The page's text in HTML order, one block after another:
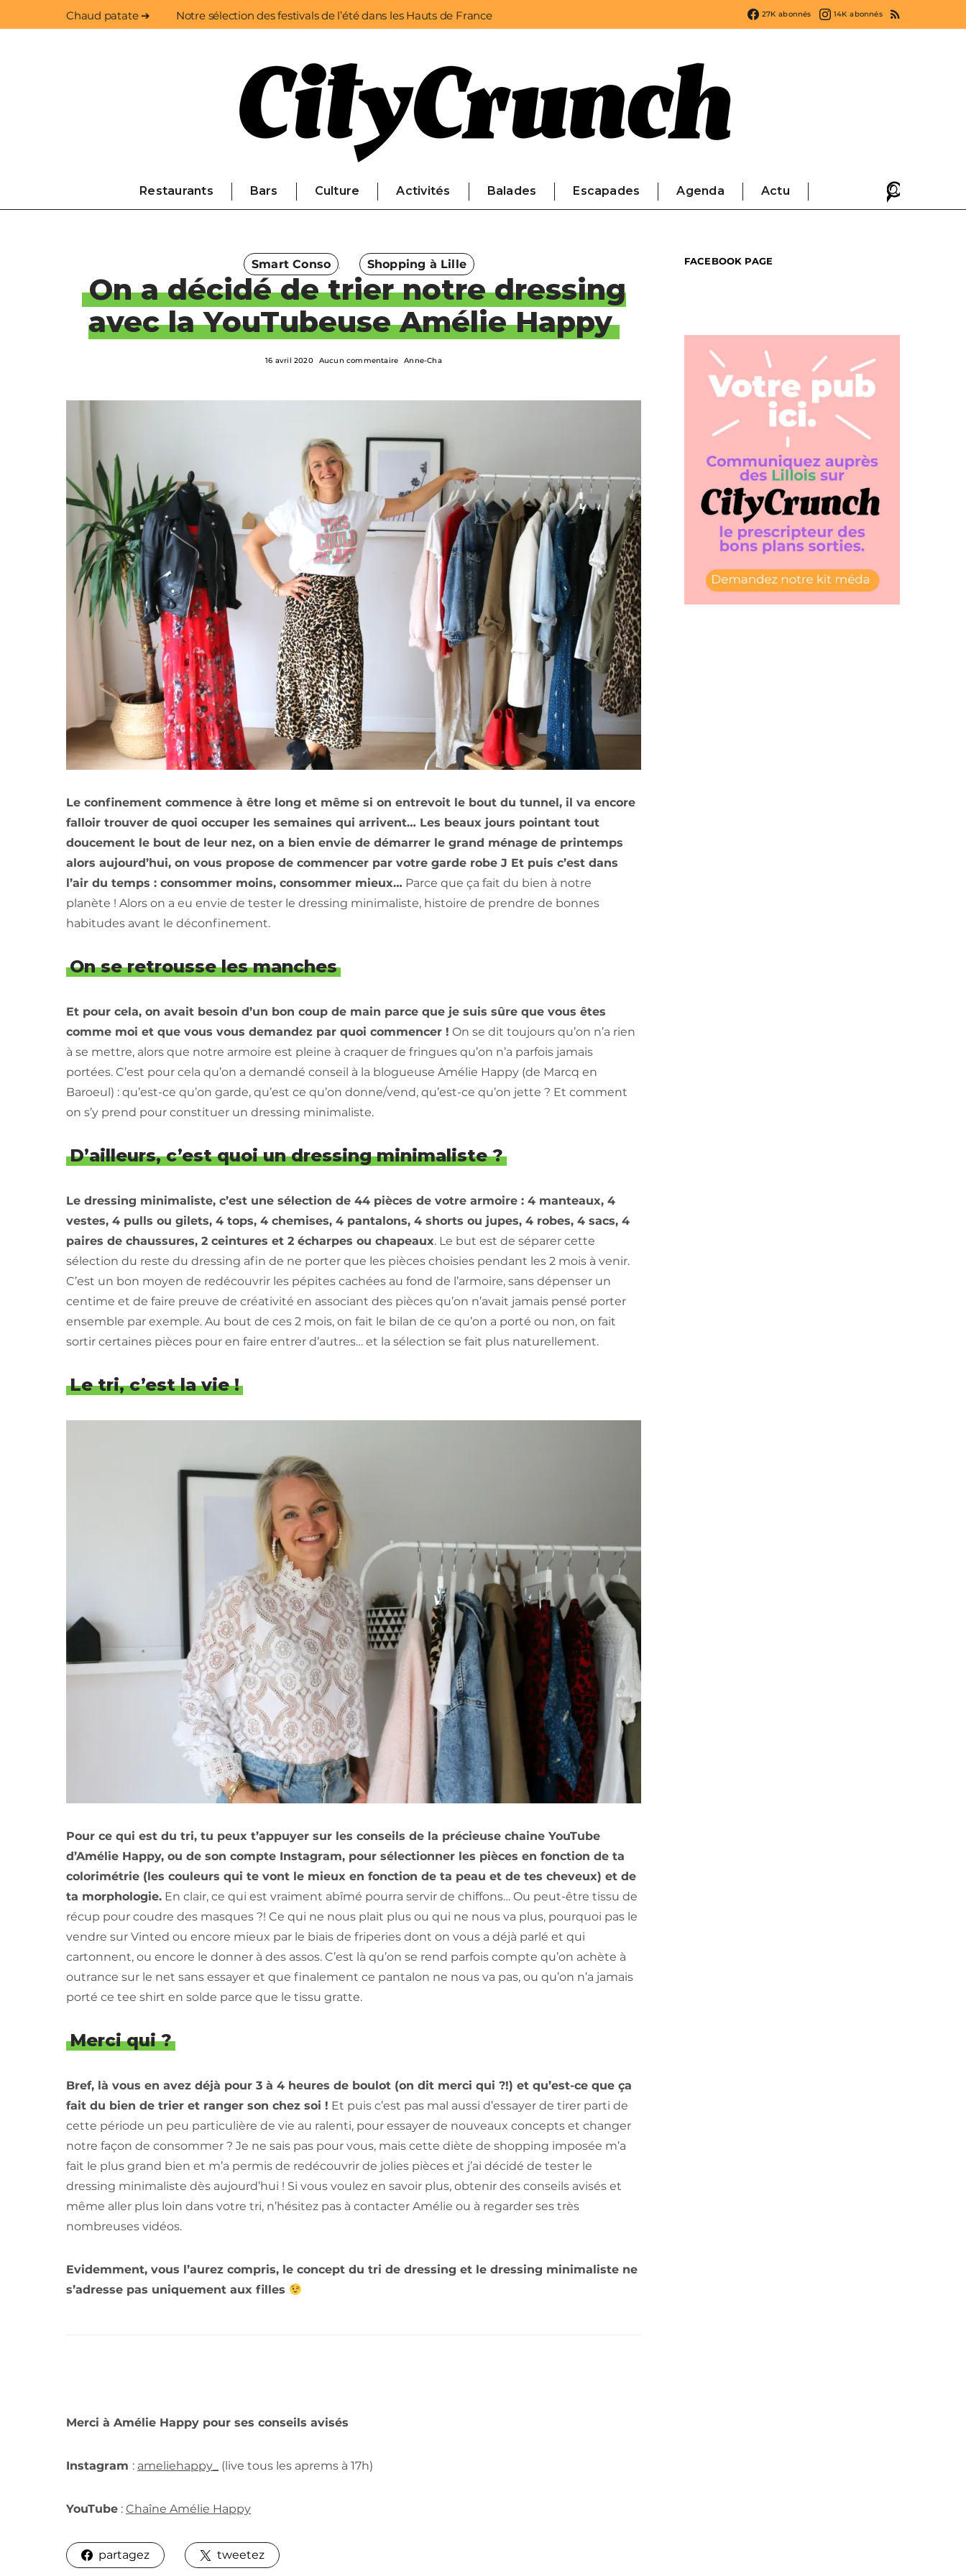
Chaud patate ➔ Notre sélection des festivals de l’été dans les Hauts de France 27K abonnés 14K abonnés
Restaurants Bars Culture Activités Balades Escapades Agenda Actu
Smart Conso Shopping à Lille
On a décidé de trier notre dressing
avec la YouTubeuse Amélie Happy
16 avril 2020 Aucun commentaire Anne-Cha
Le confinement commence à être long et même si on entrevoit le bout du tunnel, il va encore
falloir trouver de quoi occuper les semaines qui arrivent… Les beaux jours pointant tout
doucement le bout de leur nez, on a bien envie de démarrer le grand ménage de printemps
alors aujourd’hui, on vous propose de commencer par votre garde robe J Et puis c’est dans
l’air du temps : consommer moins, consommer mieux… Parce que ça fait du bien à notre
planète ! Alors on a eu envie de tester le dressing minimaliste, histoire de prendre de bonnes
habitudes avant le déconfinement.
On se retrousse les manches
Et pour cela, on avait besoin d’un bon coup de main parce que je suis sûre que vous êtes
comme moi et que vous vous demandez par quoi commencer ! On se dit toujours qu’on n’a rien
à se mettre, alors que notre armoire est pleine à craquer de fringues qu’on n’a parfois jamais
portées. C’est pour cela qu’on a demandé conseil à la blogueuse Amélie Happy (de Marcq en
Baroeul) : qu’est-ce qu’on garde, qu’est ce qu’on donne/vend, qu’est-ce qu’on jette ? Et comment
on s’y prend pour constituer un dressing minimaliste.
D’ailleurs, c’est quoi un dressing minimaliste ?
Le dressing minimaliste, c’est une sélection de 44 pièces de votre armoire : 4 manteaux, 4
vestes, 4 pulls ou gilets, 4 tops, 4 chemises, 4 pantalons, 4 shorts ou jupes, 4 robes, 4 sacs, 4
paires de chaussures, 2 ceintures et 2 écharpes ou chapeaux. Le but est de séparer cette
sélection du reste du dressing afin de ne porter que les pièces choisies pendant les 2 mois à venir.
C’est un bon moyen de redécouvrir les pépites cachées au fond de l’armoire, sans dépenser un
centime et de faire preuve de créativité en associant des pièces qu’on n’avait jamais pensé porter
ensemble par exemple. Au bout de ces 2 mois, on fait le bilan de ce qu’on a porté ou non, on fait
sortir certaines pièces pour en faire entrer d’autres… et la sélection se fait plus naturellement.
Le tri, c’est la vie !
Pour ce qui est du tri, tu peux t’appuyer sur les conseils de la précieuse chaine YouTube
d’Amélie Happy, ou de son compte Instagram, pour sélectionner les pièces en fonction de ta
colorimétrie (les couleurs qui te vont le mieux en fonction de ta peau et de tes cheveux) et de
ta morphologie. En clair, ce qui est vraiment abîmé pourra servir de chiffons… Ou peut-être tissu de
récup pour coudre des masques ?! Ce qui ne nous plait plus ou qui ne nous va plus, pourquoi pas le
vendre sur Vinted ou encore mieux par le biais de friperies dont on vous a déjà parlé et qui
cartonnent, ou encore le donner à des assos. C’est là qu’on se rend parfois compte qu’on achète à
outrance sur le net sans essayer et que finalement ce pantalon ne nous va pas, ou qu’on n’a jamais
porté ce tee shirt en solde parce que le tissu gratte.
Merci qui ?
Bref, là vous en avez déjà pour 3 à 4 heures de boulot (on dit merci qui ?!) et qu’est-ce que ça
fait du bien de trier et ranger son chez soi ! Et puis c’est pas mal aussi d’essayer de tirer parti de
cette période un peu particulière de vie au ralenti, pour essayer de nouveaux concepts et changer
notre façon de consommer ? Je ne sais pas pour vous, mais cette diète de shopping imposée m’a
fait le plus grand bien et m’a permis de redécouvrir de jolies pièces et j’ai décidé de tester le
dressing minimaliste dès aujourd’hui ! Si vous voulez en savoir plus, obtenir des conseils avisés et
même aller plus loin dans votre tri, n’hésitez pas à contacter Amélie ou à regarder ses très
nombreuses vidéos.
Evidemment, vous l’aurez compris, le concept du tri de dressing et le dressing minimaliste ne
s’adresse pas uniquement aux filles
Merci à Amélie Happy pour ses conseils avisés
Instagram : ameliehappy_ (live tous les aprems à 17h)
YouTube : Chaîne Amélie Happy
partagez tweetez
FACEBOOK PAGE